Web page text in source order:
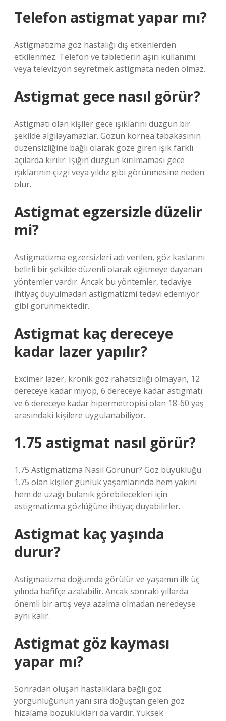
Telefon astigmat yapar mı?
Astigmatizma göz hastalığı dış etkenlerden
etkilenmez. Telefon ve tabletlerin aşırı kullanımı
veya televizyon seyretmek astigmata neden olmaz.
Astigmat gece nasıl görür?
Astigmatı olan kişiler gece ışıklarını düzgün bir
şekilde algılayamazlar. Gözün kornea tabakasının
düzensizliğine bağlı olarak göze giren ışık farklı
açılarda kırılır. Işığın düzgün kırılmaması gece
ışıklarının çizgi veya yıldız gibi görünmesine neden
olur.
Astigmat egzersizle düzelir
mi?
Astigmatizma egzersizleri adı verilen, göz kaslarını
belirli bir şekilde düzenli olarak eğitmeye dayanan
yöntemler vardır. Ancak bu yöntemler, tedaviye
ihtiyaç duyulmadan astigmatizmi tedavi edemiyor
gibi görünmektedir.
Astigmat kaç dereceye
kadar lazer yapılır?
Excimer lazer, kronik göz rahatsızlığı olmayan, 12
dereceye kadar miyop, 6 dereceye kadar astigmatı
ve 6 dereceye kadar hipermetropisi olan 18-60 yaş
arasındaki kişilere uygulanabiliyor.
1.75 astigmat nasıl görür?
1.75 Astigmatizma Nasıl Görünür? Göz büyüklüğü
1.75 olan kişiler günlük yaşamlarında hem yakını
hem de uzağı bulanık görebilecekleri için
astigmatizma gözlüğüne ihtiyaç duyabilirler.
Astigmat kaç yaşında
durur?
Astigmatizma doğumda görülür ve yaşamın ilk üç
yılında hafifçe azalabilir. Ancak sonraki yıllarda
önemli bir artış veya azalma olmadan neredeyse
aynı kalır.
Astigmat göz kayması
yapar mı?
Sonradan oluşan hastalıklara bağlı göz
yorgunluğunun yanı sıra doğuştan gelen göz
hizalama bozuklukları da vardır. Yüksek